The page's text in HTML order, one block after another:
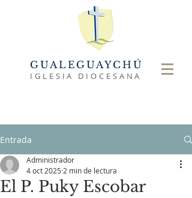
GUALEGUAYCHÚ
IGLESIA DIOCESANA
Entrada
El P. Puky Escobar
Administrador
4 oct 2025 2 min de lectura